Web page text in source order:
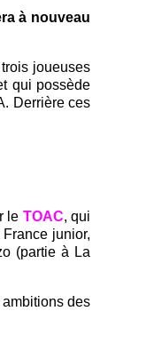
à nouveau
joueuses
qui possède
Derrière ces
le TOAC, qui
junior,
(partie à La
des